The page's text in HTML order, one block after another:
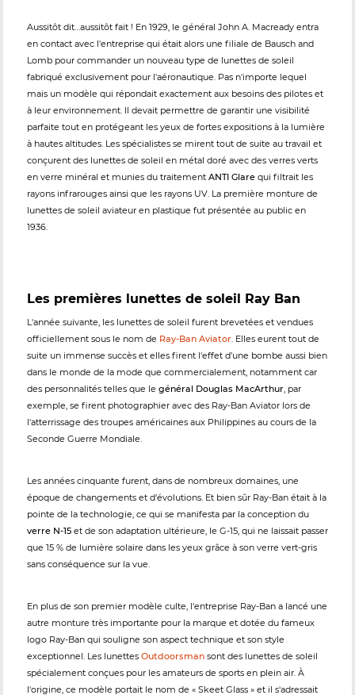
Aussitôt dit…aussitôt fait ! En 1929, le général John A. Macready entra
en contact avec l'entreprise qui était alors une filiale de Bausch and
Lomb pour commander un nouveau type de lunettes de soleil
fabriqué exclusivement pour l'aéronautique. Pas n'importe lequel
mais un modèle qui répondait exactement aux besoins des pilotes et
à leur environnement. Il devait permettre de garantir une visibilité
parfaite tout en protégeant les yeux de fortes expositions à la lumière
à hautes altitudes. Les spécialistes se mirent tout de suite au travail et
conçurent des lunettes de soleil en métal doré avec des verres verts
en verre minéral et munies du traitement ANTI Glare qui filtrait les
rayons infrarouges ainsi que les rayons UV. La première monture de
lunettes de soleil aviateur en plastique fut présentée au public en
1936.
Les premières lunettes de soleil Ray Ban
L'année suivante, les lunettes de soleil furent brevetées et vendues
officiellement sous le nom de Ray-Ban Aviator. Elles eurent tout de
suite un immense succès et elles firent l'effet d’une bombe aussi bien
dans le monde de la mode que commercialement, notamment car
des personnalités telles que le général Douglas MacArthur, par
exemple, se firent photographier avec des Ray-Ban Aviator lors de
l'atterrissage des troupes américaines aux Philippines au cours de la
Seconde Guerre Mondiale.
Les années cinquante furent, dans de nombreux domaines, une
époque de changements et d'évolutions. Et bien sûr Ray-Ban était à la
pointe de la technologie, ce qui se manifesta par la conception du
verre N-15 et de son adaptation ultérieure, le G-15, qui ne laissait passer
que 15 % de lumière solaire dans les yeux grâce à son verre vert-gris
sans conséquence sur la vue.
En plus de son premier modèle culte, l'entreprise Ray-Ban a lancé une
autre monture très importante pour la marque et dotée du fameux
logo Ray-Ban qui souligne son aspect technique et son style
exceptionnel. Les lunettes Outdoorsman sont des lunettes de soleil
spécialement conçues pour les amateurs de sports en plein air. À
l'origine, ce modèle portait le nom de « Skeet Glass » et il s'adressait